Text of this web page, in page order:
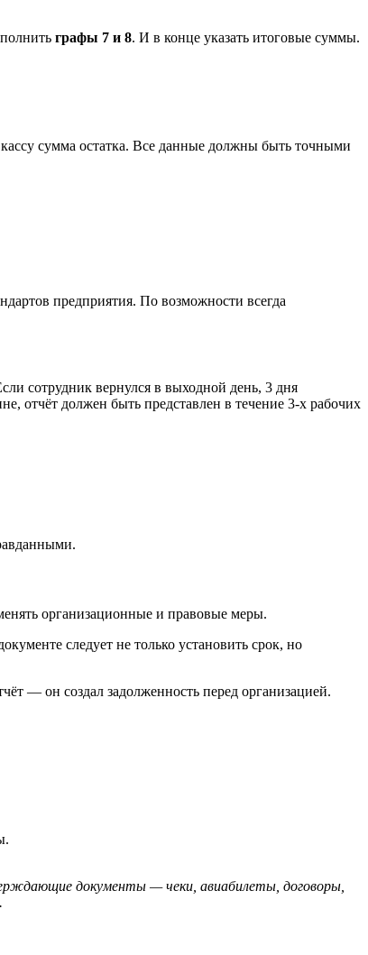
графы 7 и 8. И в конце указать итоговые суммы.
сумма остатка. Все данные должны быть точными
предприятия. По возможности всегда
сотрудник вернулся в выходной день, 3 дня
отчёт должен быть представлен в течение 3‑х рабочих
организационные и правовые меры.
следует не только установить срок, но
— он создал задолженность перед организацией.
документы — чеки, авиабилеты, договоры,